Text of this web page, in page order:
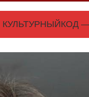
КУЛЬТУРНЫЙКОД —